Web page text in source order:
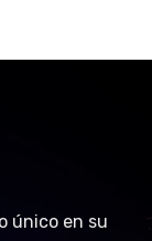
único en su